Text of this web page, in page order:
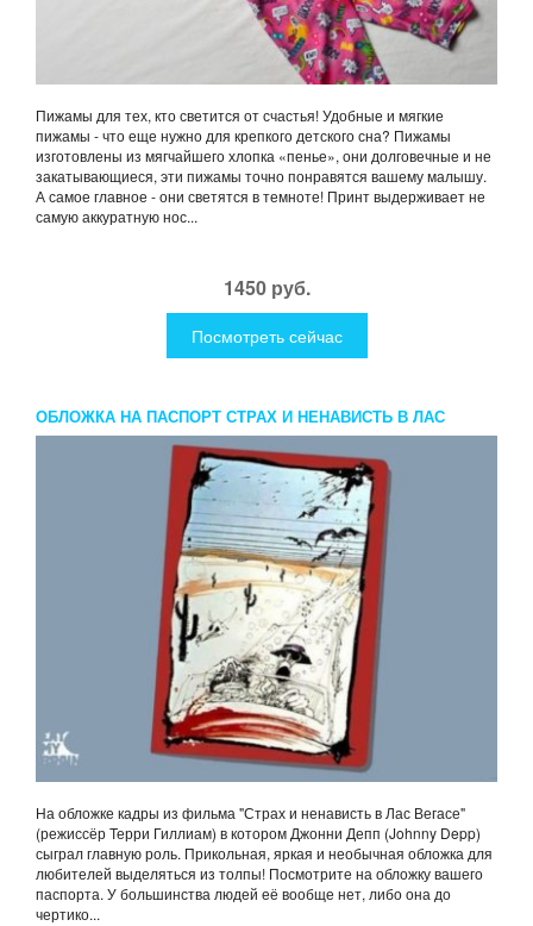
Пижамы для тех, кто светится от счастья! Удобные и мягкие
пижамы - что еще нужно для крепкого детского сна? Пижамы
изготовлены из мягчайшего хлопка «пенье», они долговечные и не
закатывающиеся, эти пижамы точно понравятся вашему малышу.
А самое главное - они светятся в темноте! Принт выдерживает не
самую аккуратную нос...
1450 руб.
Посмотреть сейчас
ОБЛОЖКА НА ПАСПОРТ СТРАХ И НЕНАВИСТЬ В ЛАС
ВЕГАСЕ
На обложке кадры из фильма "Страх и ненависть в Лас Вегасе"
(режиссёр Терри Гиллиам) в котором Джонни Депп (Johnny Depp)
сыграл главную роль. Прикольная, яркая и необычная обложка для
любителей выделяться из толпы! Посмотрите на обложку вашего
паспорта. У большинства людей её вообще нет, либо она до
чертико...